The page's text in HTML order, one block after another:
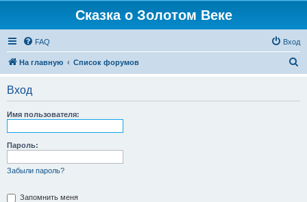
Сказка о Золотом Веке
FAQ Вход
На главную Список форумов
Вход
Имя пользователя:
Пароль:
Забыли пароль?
Запомнить меня